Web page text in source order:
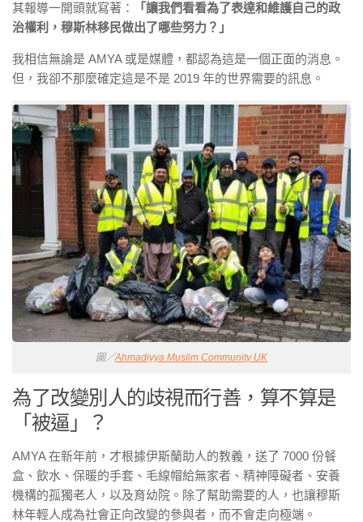
其報導一開頭就寫著：
「讓我們看看為了表達和維護自己的政
治權利，穆斯林移民做出了哪些努力？」
我相信無論是 AMYA 或是媒體，都認為這是一個正面的消息。
但，我卻不那麼確定這是不是 2019 年的世界需要的訊息。
圖／Ahmadiyya Muslim Community UK
為了改變別人的歧視而行善，算不算是
「被逼」？
AMYA 在新年前，才根據伊斯蘭助人的教義，送了 7000 份餐
盒、飲水、保暖的手套、毛線帽給無家者、精神障礙者、安養
機構的孤獨老人，以及育幼院。除了幫助需要的人，也讓穆斯
林年輕人成為社會正向改變的參與者，而不會走向極端。